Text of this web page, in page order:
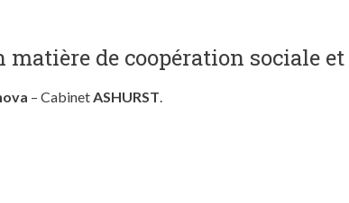
matière de coopération sociale
– CabinetASHURST.